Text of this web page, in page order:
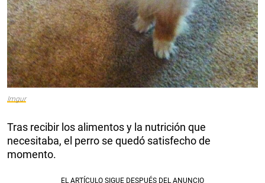
Imgur
Tras recibir los alimentos y la nutrición que
necesitaba, el perro se quedó satisfecho de
momento.